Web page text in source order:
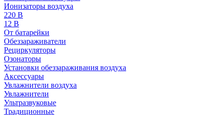
Ионизаторы воздуха
220 В
12 В
От батарейки
Обеззараживатели
Рециркуляторы
Озонаторы
Установки обеззараживания воздуха
Аксессуары
Увлажнители воздуха
Увлажнители
Ультразвуковые
Традиционные